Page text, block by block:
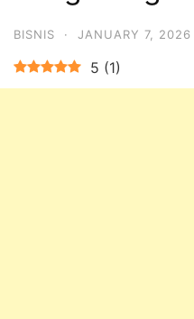
BISNIS · JANUARY 7, 2026
5 (1)